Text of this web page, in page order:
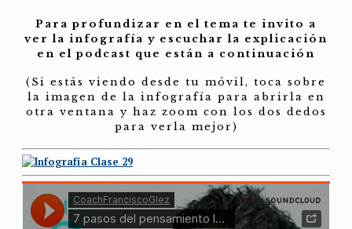
Para profundizar en el tema te invito a
ver la infografía y escuchar la explicación
en el podcast que están a continuación
(Si estás viendo desde tu móvil, toca sobre
la imagen de la infografía para abrirla en
otra ventana y haz zoom con los dos dedos
para verla mejor)